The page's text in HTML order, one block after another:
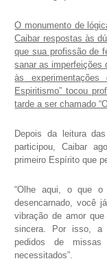
O monumento de
Caibar respostas às
que sua profissão de
sanar as imperfeições
às
Espiritismo” tocou
tarde a ser chamado
Depois da leitura
participou, Caibar
primeiro Espírito que
“Olhe aqui, o que
desencarnado, você
vibração de amor
sincera. Por isso, a
pedidos de
necessitados”.